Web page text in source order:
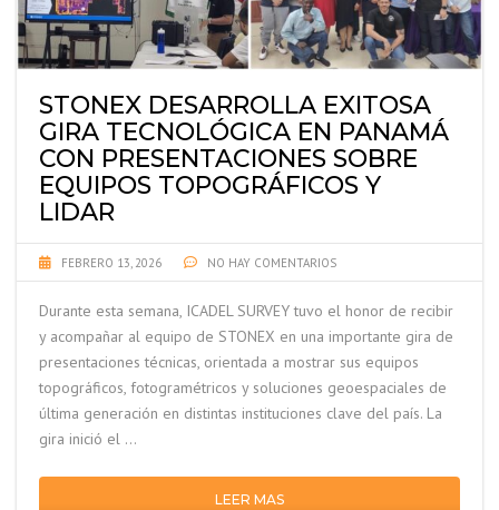
STONEX DESARROLLA EXITOSA
GIRA TECNOLÓGICA EN PANAMÁ
CON PRESENTACIONES SOBRE
EQUIPOS TOPOGRÁFICOS Y
LIDAR
FEBRERO 13, 2026 NO HAY COMENTARIOS
Durante esta semana, ICADEL SURVEY tuvo el honor de recibir
y acompañar al equipo de STONEX en una importante gira de
presentaciones técnicas, orientada a mostrar sus equipos
topográficos, fotogramétricos y soluciones geoespaciales de
última generación en distintas instituciones clave del país. La
gira inició el …
LEER MAS